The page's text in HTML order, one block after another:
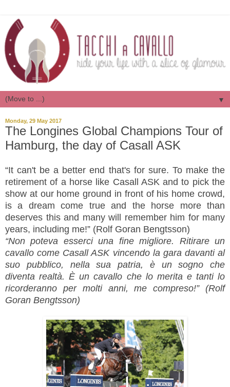
▼
Monday, 29 May 2017
The Longines Global Champions Tour of
Hamburg, the day of Casall ASK
“It can't be a better end that's for sure. To make the
retirement of a horse like Casall ASK and to pick the
show at our home ground in front of his home crowd,
is a dream come true and the horse more than
deserves this and many will remember him for many
years, including me!” (Rolf Goran Bengtsson)
“Non poteva esserci una fine migliore. Ritirare un
cavallo come Casall ASK vincendo la gara davanti al
suo pubblico, nella sua patria, è un sogno che
diventa realtà. È un cavallo che lo merita e tanti lo
ricorderanno per molti anni, me compreso!” (Rolf
Goran Bengtsson)